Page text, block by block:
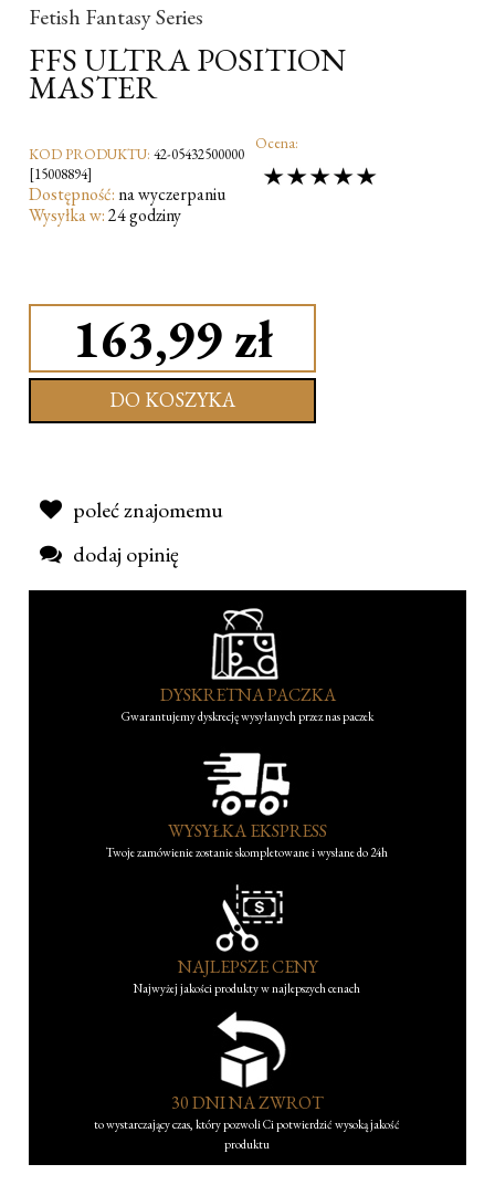
Fetish Fantasy Series
FFS ULTRA POSITION
MASTER
KOD PRODUKTU: 42-05432500000
[15008894]
Dostępność: na wyczerpaniu
Wysyłka w:24 godziny
Ocena:
163,99 zł
DO KOSZYKA
poleć znajomemu
dodaj opinię
DYSKRETNA PACZKA
Gwarantujemy dyskrecję wysyłanych przez nas paczek
WYSYŁKA EKSPRESS
Twoje zamówienie zostanie skompletowane i wysłane do 24h
NAJLEPSZE CENY
Najwyżej jakości produkty w najlepszych cenach
30 DNI NA ZWROT
to wystarczający czas, który pozwoli Ci potwierdzić wysoką jakość
produktu